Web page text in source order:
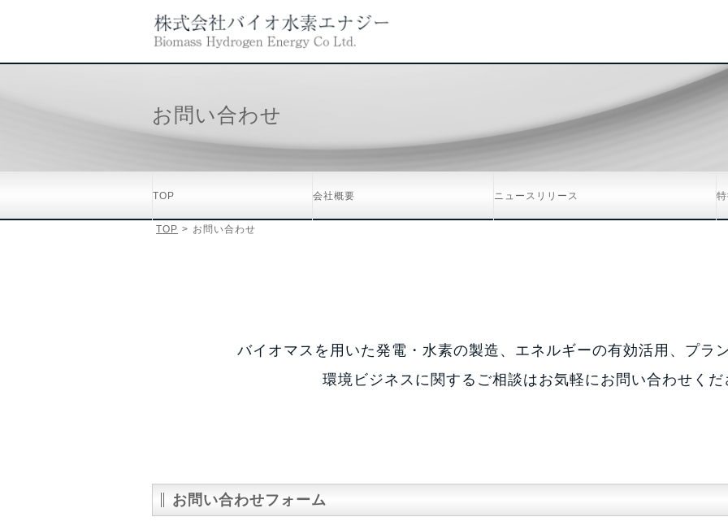
お問い合わせ
TOP 会社概要 ニュースリリース
TOP > お問い合わせ
バイオマスを用いた発電・水素の製造、エネルギーの有効活用、プラ
環境ビジネスに関するご相談はお気軽にお問い合わせくだ
お問い合わせフォーム